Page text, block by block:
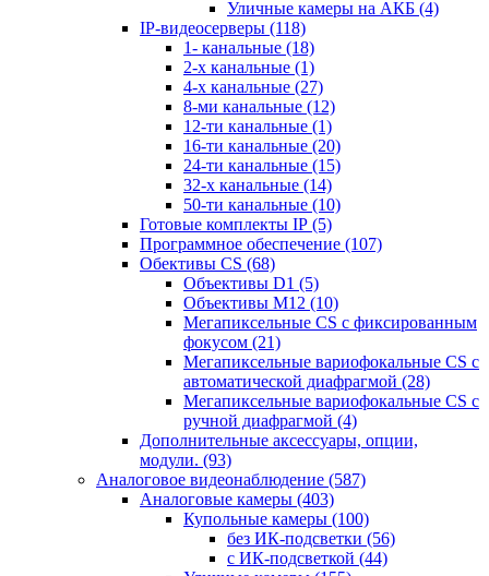
Уличные камеры на АКБ (4)
IP-видеосерверы (118)
1- канальные (18)
2-х канальные (1)
4-х канальные (27)
8-ми канальные (12)
12-ти канальные (1)
16-ти канальные (20)
24-ти канальные (15)
32-х канальные (14)
50-ти канальные (10)
Готовые комплекты IP (5)
Программное обеспечение (107)
Обективы CS (68)
Объективы D1 (5)
Объективы M12 (10)
Мегапиксельные CS c фиксированным
фокусом (21)
Мегапиксельные вариофокальные CS c
автоматической диафрагмой (28)
Мегапиксельные вариофокальные CS c
ручной диафрагмой (4)
Дополнительные аксессуары, опции,
модули. (93)
Аналоговое видеонаблюдение (587)
Аналоговые камеры (403)
Купольные камеры (100)
без ИК-подсветки (56)
с ИК-подсветкой (44)